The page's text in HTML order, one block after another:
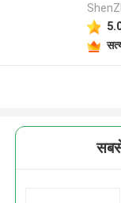
सबसे